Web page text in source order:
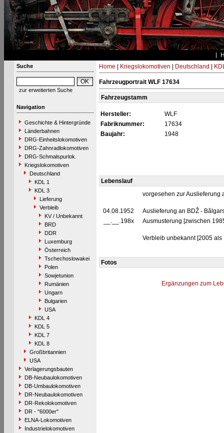
Suche
zur erweiterten Suche
Navigation
Geschichte & Hintergründe
Länderbahnen
DRG-Einheitslokomotiven
DRG-Zahnradlokomotiven
DRG-Schmalspurlok.
Kriegslokomotiven
Deutschland
KDL 1
KDL 3
Lieferung
Verbleib
KV / Unbekannt
BRD
DDR
Luxemburg
Österreich
Tschechoslowakei
Polen
Sowjetunion
Rumänien
Ungarn
Bulgarien
USA
KDL 4
KDL 5
KDL 7
KDL 8
Großbritannien
USA
Verlagerungsbauten
DB-Neubaulokomotiven
DB-Umbaulokomotiven
DR-Neubaulokomotiven
DR-Rekolokomotiven
DR - "6000er"
ELNA-Lokomotiven
Industrielokomotiven
Home Kriegslokomotiven Deutschland
Fahrzeugportrait WLF 17634
Fahrzeugstamm
Hersteller:
WLF
Fabriknummer:
17634
Baujahr:
1948
Lebenslauf
vorgesehen zur
04.08.1952
Auslieferung an BDŽ -
__.__.198x
Ausmusterung [zwischen
Verbleib unbekannt [2005 als
Fotos
Ergänzungen zum